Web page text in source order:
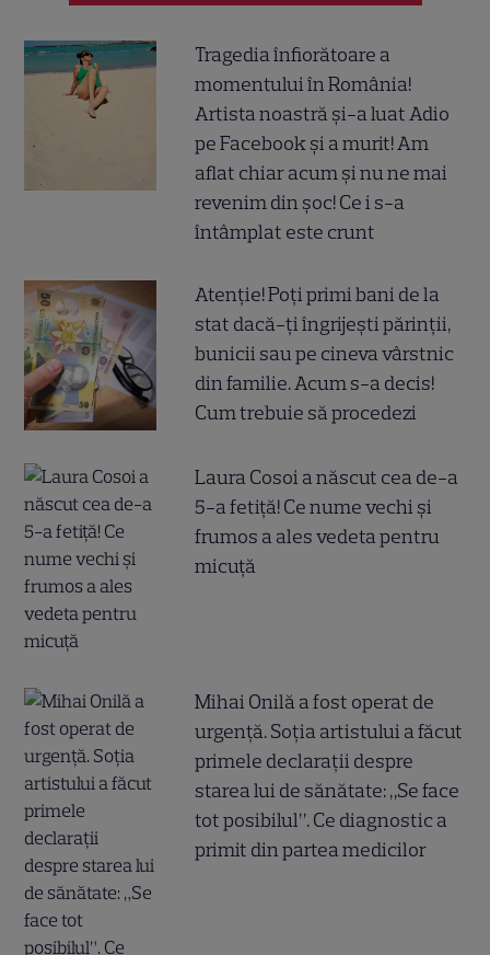
Tragedia înfiorătoare a
momentului în România!
Artista noastră și-a luat Adio
pe Facebook și a murit! Am
aflat chiar acum și nu ne mai
revenim din șoc! Ce i s-a
întâmplat este crunt
Atenție! Poți primi bani de la
stat dacă-ți îngrijești părinții,
bunicii sau pe cineva vârstnic
din familie. Acum s-a decis!
Cum trebuie să procedezi
Laura Cosoi a născut cea de-a
5-a fetiță! Ce nume vechi și
frumos a ales vedeta pentru
micuță
Mihai Onilă a fost operat de
urgență. Soția artistului a făcut
primele declarații despre
starea lui de sănătate: „Se face
tot posibilul”. Ce diagnostic a
primit din partea medicilor